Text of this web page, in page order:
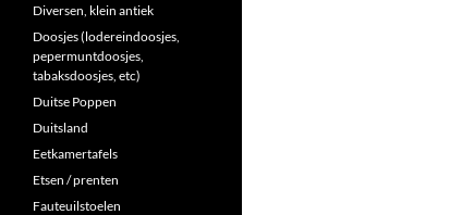
Diversen, klein antiek
Doosjes (lodereindoosjes,
pepermuntdoosjes,
tabaksdoosjes, etc)
Duitse Poppen
Duitsland
Eetkamertafels
Etsen / prenten
Fauteuilstoelen